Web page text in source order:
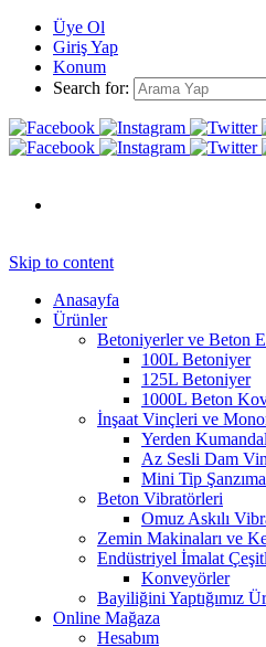
Üye Ol
Giriş Yap
Konum
Search for:
Skip to content
Anasayfa
Ürünler
Betoniyerler ve Beton
100L Betoniyer
125L Betoniyer
1000L Beton
İnşaat Vinçleri ve
Yerden
Az Sesli Dam
Mini Tip
Beton Vibratörleri
Omuz Askılı
Zemin Makinaları ve
Endüstriyel İmalat
Konveyörler
Bayiliğini Yaptığımız
Online Mağaza
Hesabım